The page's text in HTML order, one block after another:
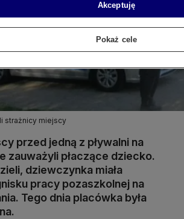
strażnicy miejscy
przed jedną z pływalni na
zauważyli płaczące dziecko.
dziewczynka miała
pracy pozaszkolnej na
Tego dnia placówka była
Akceptuję
Pokaż cele